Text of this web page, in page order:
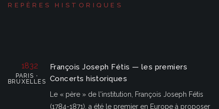
REPÈRES HISTORIQUES
1832
PARIS ·
BRUXELLES
François Joseph Fétis — les premiers
Concerts historiques
Le « père » de l'institution, François Joseph Fétis
(1784-1871), a été le premier en Europe à proposer